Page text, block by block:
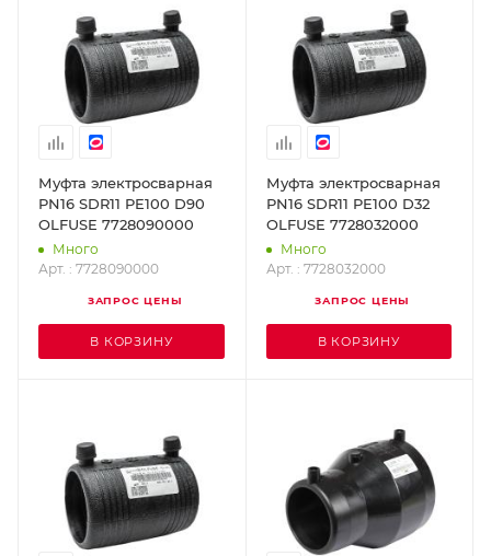
Муфта электросварная
PN16 SDR11 PE100 D90
OLFUSE 7728090000
Много
Арт. : 7728090000
ЗАПРОС ЦЕНЫ
В КОРЗИНУ
Муфта электросварная
PN16 SDR11 PE100 D32
OLFUSE 7728032000
Много
Арт. : 7728032000
ЗАПРОС ЦЕНЫ
В КОРЗИНУ